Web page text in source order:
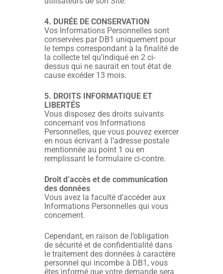
4. DURÉE DE CONSERVATION
Vos Informations Personnelles sont
conservées par DB1 uniquement pour
le temps correspondant à la finalité de
la collecte tel qu’indiqué en 2 ci-
dessus qui ne saurait en tout état de
cause excéder 13 mois.
5. DROITS INFORMATIQUE ET
LIBERTÉS
Vous disposez des droits suivants
concernant vos Informations
Personnelles, que vous pouvez exercer
en nous écrivant à l’adresse postale
mentionnée au point 1 ou en
remplissant le formulaire ci-contre.
Droit d’accès et de communication
des données
Vous avez la faculté d’accéder aux
Informations Personnelles qui vous
concernent.
Cependant, en raison de l’obligation
de sécurité et de confidentialité dans
le traitement des données à caractère
personnel qui incombe à DB1, vous
êtes informé que votre demande sera